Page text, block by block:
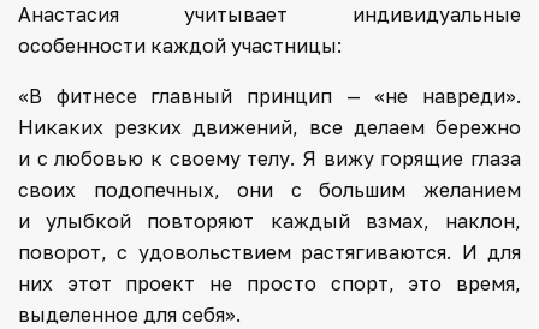
Анастасия учитывает индивидуальные
особенности каждой участницы:
«В фитнесе главный принцип — «не навреди».
Никаких резких движений, все делаем бережно
и с любовью к своему телу. Я вижу горящие глаза
своих подопечных, они с большим желанием
и улыбкой повторяют каждый взмах, наклон,
поворот, с удовольствием растягиваются. И для
них этот проект не просто спорт, это время,
выделенное для себя».